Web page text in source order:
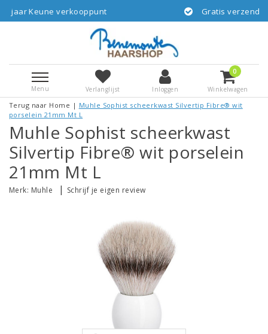
Gratis verzending vanaf € 55,-- NL via
Menu Verlanglijst Inloggen
0
Winkelwagen
Terug naar Home | Muhle Sophist scheerkwast Silvertip Fibre® wit
porselein 21mm Mt L
Muhle Sophist scheerkwast
Silvertip Fibre® wit porselein
21mm Mt L
Merk: Muhle | Schrijf je eigen review